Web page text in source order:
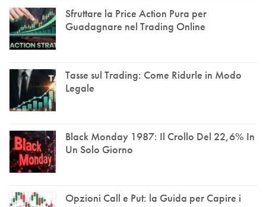
Sfruttare la Price Action Pura per
Guadagnare nel Trading Online
Tasse sul Trading: Come Ridurle in Modo
Legale
Black Monday 1987: Il Crollo Del 22,6% In
Un Solo Giorno
Opzioni Call e Put: la Guida per Capire i